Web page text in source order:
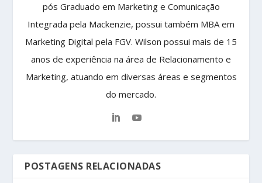
pós Graduado em Marketing e Comunicação
Integrada pela Mackenzie, possui também MBA em
Marketing Digital pela FGV. Wilson possui mais de 15
anos de experiência na área de Relacionamento e
Marketing, atuando em diversas áreas e segmentos
do mercado.
POSTAGENS RELACIONADAS